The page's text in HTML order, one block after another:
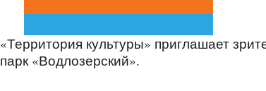
«Территория культуры» приглашает
парк «Водлозерский».